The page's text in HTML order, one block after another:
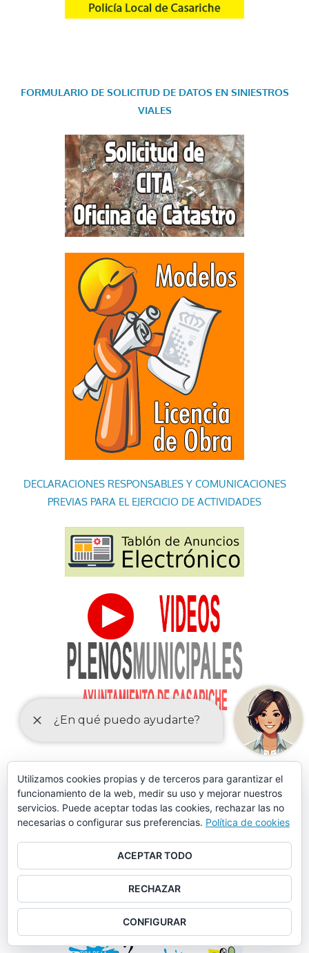
FORMULARIO DE SOLICITUD DE DATOS EN SINIESTROS
VIALES
DECLARACIONES RESPONSABLES Y COMUNICACIONES
PREVIAS PARA EL EJERCICIO DE ACTIVIDADES
Utilizamos cookies propias y de terceros para garantizar el
funcionamiento de la web, medir su uso y mejorar nuestros
servicios. Puede aceptar todas las cookies, rechazar las no
necesarias o configurar sus preferencias. Política de cookies
ACEPTAR TODO
RECHAZAR
CONFIGURAR